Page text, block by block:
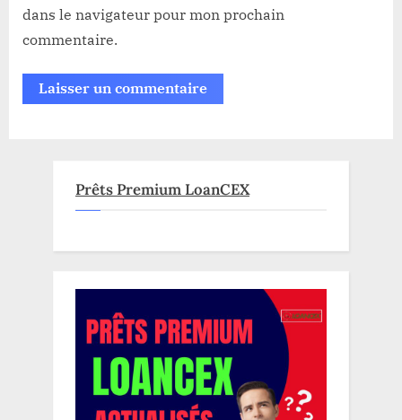
dans le navigateur pour mon prochain
commentaire.
Prêts Premium LoanCEX